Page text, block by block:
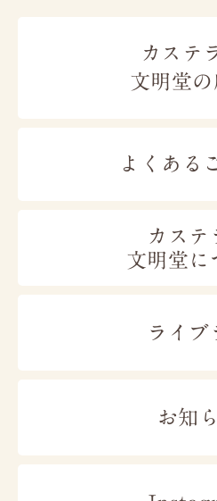
カステ
文明堂
品を幅広くご提供します
よくある
お届け日時の指定は
時間指定は、午前中
18~20時／19~21時
お届けまでどのく
カステ
文明堂に
ライブ
お知